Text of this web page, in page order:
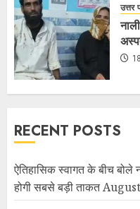
उत्तर
RECENT POSTS
ऐतिहासिक स्वागत के बीच बोले
होगी सबसे बड़ी ताकत